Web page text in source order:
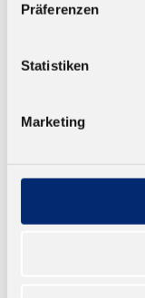
Präferenzen
Statistiken
Marketing